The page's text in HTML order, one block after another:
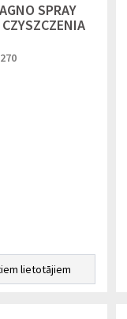
SPRAY
lietotājiem